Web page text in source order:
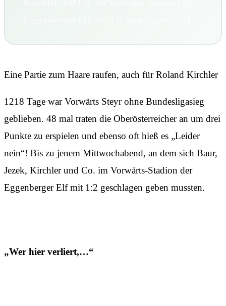
Eine Partie zum Haare raufen, auch für Roland Kirchler
1218 Tage war Vorwärts Steyr ohne Bundesligasieg
geblieben. 48 mal traten die Oberösterreicher an um drei
Punkte zu erspielen und ebenso oft hieß es „Leider
nein“! Bis zu jenem Mittwochabend, an dem sich Baur,
Jezek, Kirchler und Co. im Vorwärts-Stadion der
Eggenberger Elf mit 1:2 geschlagen geben mussten.
„Wer hier verliert,…“